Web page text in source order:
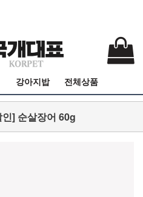
강아지밥 전체상품
] 순살장어 60g